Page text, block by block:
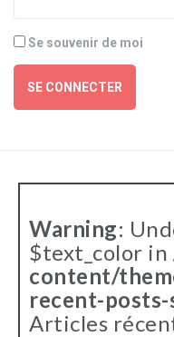
Se souvenir de moi
SE CONNECTER
Warning:
$text_color in
content/
recent-posts-
Articles